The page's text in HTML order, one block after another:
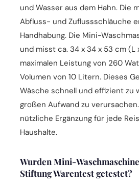
und Wasser aus dem Hahn. Die
Abfluss- und Zuflussschläuche
Handhabung. Die Mini-
und misst ca. 34 x 34 x 53 cm (L
maximalen Leistung von 260
Volumen von 10 Litern. Dieses
Wäsche schnell und effizient zu
großen Aufwand zu
nützliche Ergänzung für jede
Haushalte.
Wurden Mini-
Stiftung Warentest getestet?